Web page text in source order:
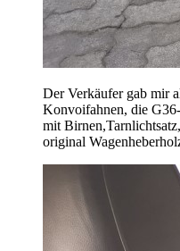
Der Verkäufer gab mir
Konvoifahnen, die
mit
original